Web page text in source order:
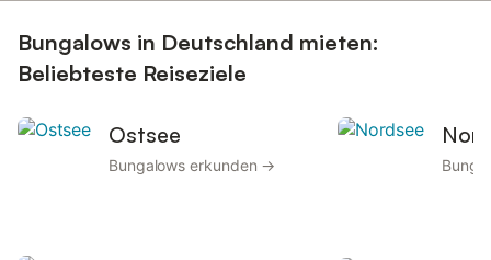
Bungalows in Deutschland mieten:
Beliebteste Reiseziele
Ostsee
Bungalows erkunden →